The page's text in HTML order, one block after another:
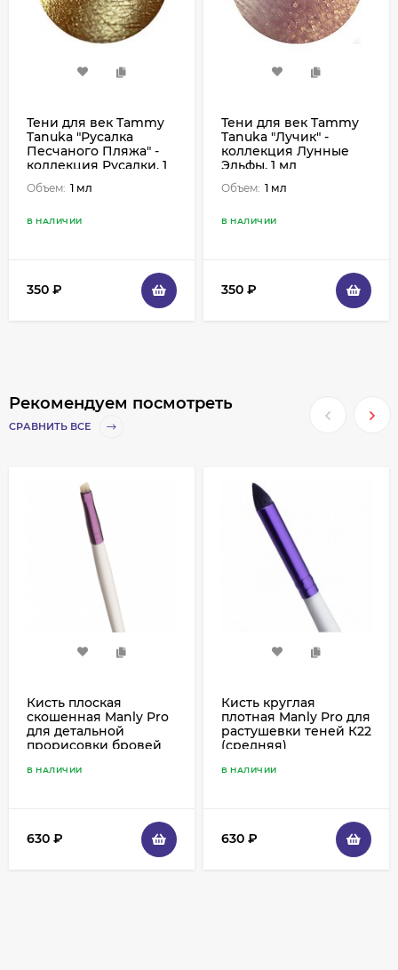
Тени для век Tammy
Tanuka "Русалка
Песчаного Пляжа" -
коллекция Русалки, 1
мл
Объем: 1 мл
В НАЛИЧИИ
350 ₽
Тени для век Tammy
Tanuka "Лучик" -
коллекция Лунные
Эльфы, 1 мл
Объем: 1 мл
В НАЛИЧИИ
350 ₽
Рекомендуем посмотреть
СРАВНИТЬ ВСЕ
Кисть плоская
скошенная Manly Pro
для детальной
прорисовки бровей
В НАЛИЧИИ
630 ₽
Кисть круглая
плотная Manly Pro для
растушевки теней К22
(средняя)
В НАЛИЧИИ
630 ₽